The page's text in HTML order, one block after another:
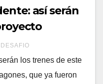
así serán
los trenes de este
que ya fueron